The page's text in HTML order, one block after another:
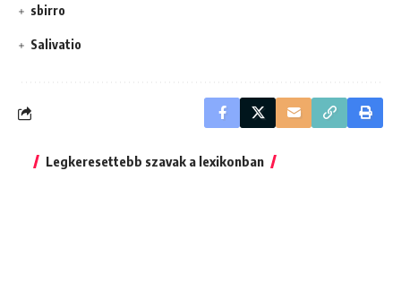
sbirro
Salivatio
Legkeresettebb szavak a lexikonban